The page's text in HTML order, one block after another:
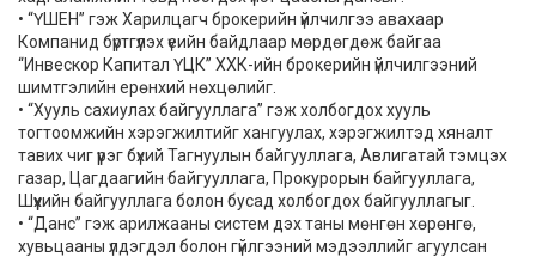
• “ҮШЕН” гэж Харилцагч брокерийн үйлчилгээ авахаар
Компанид бүртгүүлэх үеийн байдлаар мөрдөгдөж байгаа
“Инвескор Капитал ҮЦК” ХХК-ийн брокерийн үйлчилгээний
шимтгэлийн ерөнхий нөхцөлийг.
• “Хууль сахиулах байгууллага” гэж холбогдох хууль
тогтоомжийн хэрэгжилтийг хангуулах, хэрэгжилтэд хяналт
тавих чиг үүрэг бүхий Тагнуулын байгууллага, Авлигатай тэмцэх
газар, Цагдаагийн байгууллага, Прокурорын байгууллага,
Шүүхийн байгууллага болон бусад холбогдох байгууллагыг.
• “Данс” гэж арилжааны систем дэх таны мөнгөн хөрөнгө,
хувьцааны үлдэгдэл болон гүйлгээний мэдээллийг агуулсан